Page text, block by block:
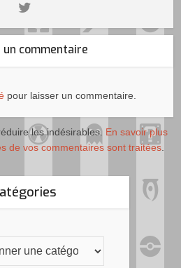
un commentaire
pour laisser un commentaire.
les indésirables. En savoir plus
de vos commentaires sont traitées